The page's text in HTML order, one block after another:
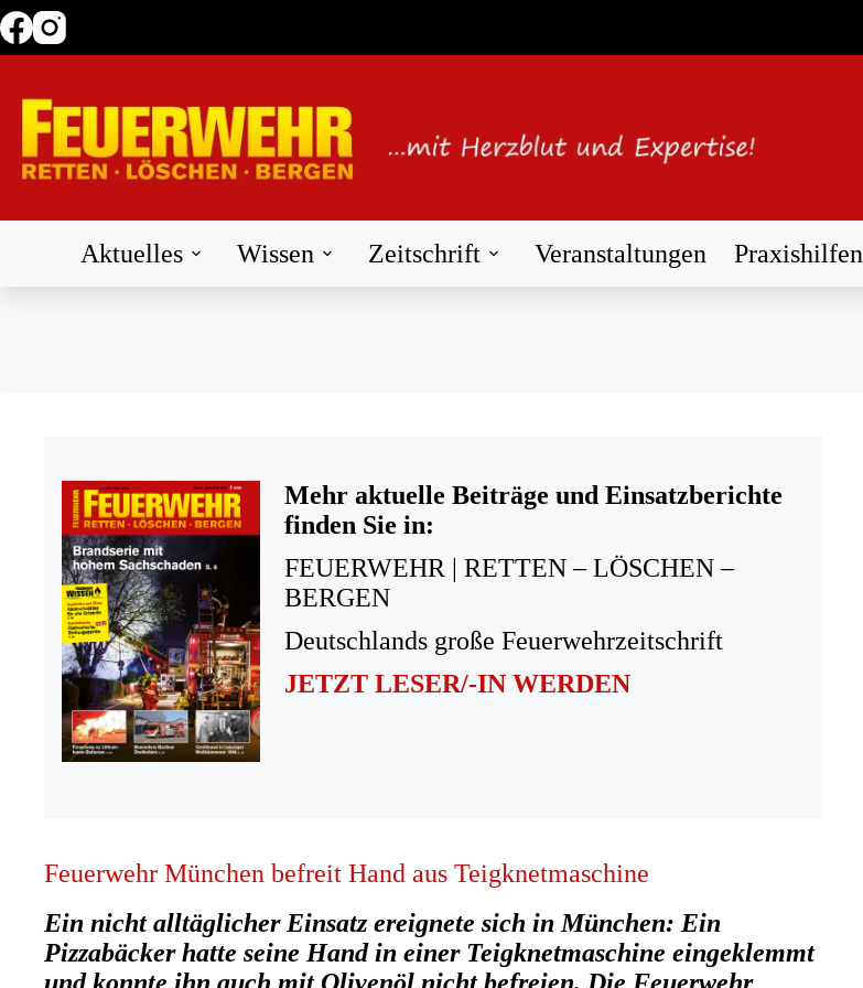
Zum
Inhalt
Aktuelles Wissen Zeitschrift Veranstaltungen Praxishilfen
Mehr aktuelle Beiträge und Einsatzberichte
finden Sie in:
FEUERWEHR | RETTEN – LÖSCHEN –
BERGEN
Deutschlands große Feuerwehrzeitschrift
JETZT LESER/-IN WERDEN
Feuerwehr München befreit Hand aus Teigknetmaschine
Ein nicht alltäglicher Einsatz ereignete sich in München: Ein
Pizzabäcker hatte seine Hand in einer Teigknetmaschine eingeklemmt
und konnte ihn auch mit Olivenöl nicht befreien. Die Feuerwehr